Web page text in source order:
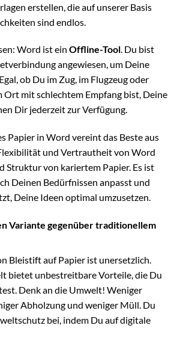
erstellen, die auf unserer Basis
sind endlos.
Word ist ein Offline-Tool. Du bist
angewiesen, um Deine
ob Du im Zug, im Flugzeug oder
Ort mit schlechtem Empfang bist, Deine
Dir jederzeit zur Verfügung.
Papier in Word vereint das Beste aus
und Vertrautheit von Word
Struktur von kariertem Papier. Es ist
Deinen Bedürfnissen anpasst und
Deine Ideen optimal umzusetzen.
Variante gegenüber traditionellem
Bleistift auf Papier ist unersetzlich.
bietet unbestreitbare Vorteile, die Du
Denk an die Umwelt! Weniger
Abholzung und weniger Müll. Du
bei, indem Du auf digitale